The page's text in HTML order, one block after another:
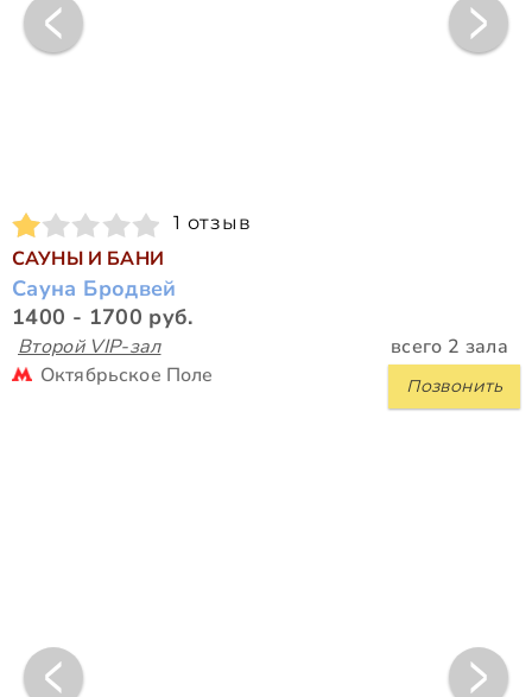
1 отзыв
САУНЫ И БАНИ
Сауна Бродвей
1400 - 1700 руб.
Второй VIP-зал всего 2 зала
Позвонить
Октябрьское Поле